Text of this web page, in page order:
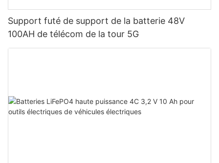
Support futé de support de la batterie 48V
100AH ​​de télécom de la tour 5G